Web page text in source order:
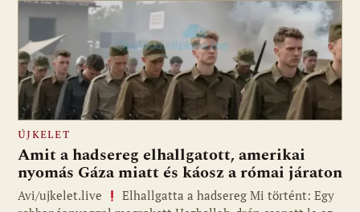
ÚJKELET
Amit a hadsereg elhallgatott, amerikai
nyomás Gáza miatt és káosz a római járaton
Avi/ujkelet.live
Elhallgatta a hadsereg Mi történt: Egy